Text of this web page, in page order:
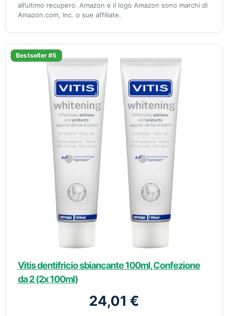
all’ultimo recupero. Amazon e il logo Amazon sono marchi di
Amazon.com, Inc. o sue affiliate.
Bestseller #5
Vitis dentifricio sbiancante 100ml, Confezione
da 2 (2x 100ml)
24,01 €